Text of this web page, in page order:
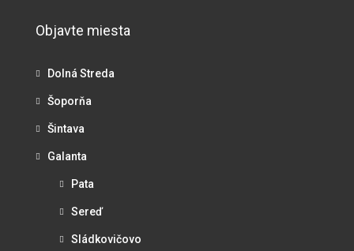
Objavte miesta
Dolná Streda
Šoporňa
Šintava
Galanta
Pata
Sereď
Sládkovičovo